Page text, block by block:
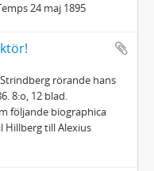
24 maj 1895
rörande hans
8:o, 12 blad.
följande biographica
Hillberg till Alexius